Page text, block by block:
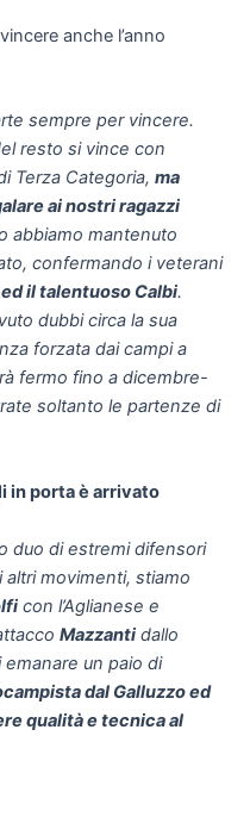
anche l’anno
sempre per vincere.
resto si vince con
Terza Categoria, ma
ai nostri ragazzi
abbiamo mantenuto
confermando i veterani
il talentuoso Calbi.
dubbi circa la sua
forzata dai campi a
fermo fino a dicembre-
soltanto le partenze di
in porta è arrivato
duo di estremi difensori
altri movimenti, stiamo
con l’Aglianese e
Mazzanti dallo
un paio di
dal Galluzzo ed
qualità e tecnica al